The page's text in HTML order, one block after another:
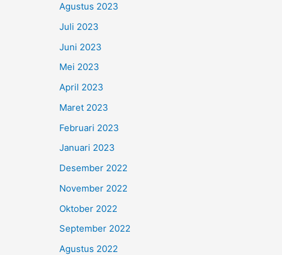
Agustus 2023
Juli 2023
Juni 2023
Mei 2023
April 2023
Maret 2023
Februari 2023
Januari 2023
Desember 2022
November 2022
Oktober 2022
September 2022
Agustus 2022